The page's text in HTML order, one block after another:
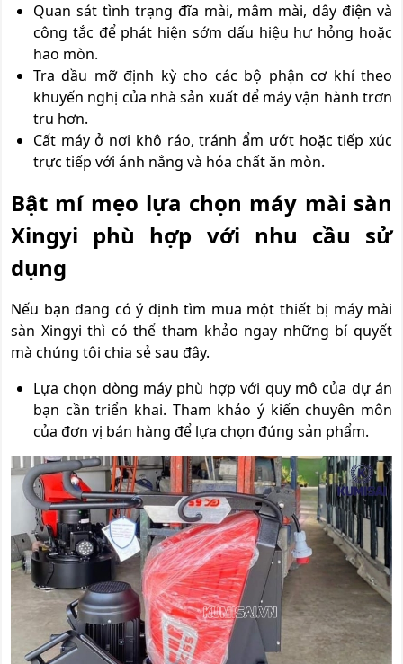
Quan sát tình trạng đĩa mài, mâm mài, dây điện và
công tắc để phát hiện sớm dấu hiệu hư hỏng hoặc
hao mòn.
Tra dầu mỡ định kỳ cho các bộ phận cơ khí theo
khuyến nghị của nhà sản xuất để máy vận hành trơn
tru hơn.
Cất máy ở nơi khô ráo, tránh ẩm ướt hoặc tiếp xúc
trực tiếp với ánh nắng và hóa chất ăn mòn.
Bật mí mẹo lựa chọn máy mài sàn
Xingyi phù hợp với nhu cầu sử
dụng
Nếu bạn đang có ý định tìm mua một thiết bị máy mài
sàn Xingyi thì có thể tham khảo ngay những bí quyết
mà chúng tôi chia sẻ sau đây.
Lựa chọn dòng máy phù hợp với quy mô của dự án
bạn cần triển khai. Tham khảo ý kiến chuyên môn
của đơn vị bán hàng để lựa chọn đúng sản phẩm.